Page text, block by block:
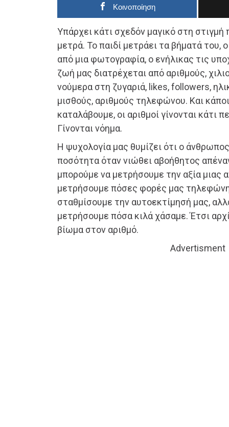
Κοινοποίηση
Υπάρχει κάτι σχεδόν μαγικό στη
μετρά. Το παιδί μετράει τα βήματά του,
από μια φωτογραφία, ο ενήλικας τις
ζωή μας διατρέχεται από αριθμούς,
νούμερα στη ζυγαριά, likes, followers,
μισθούς, αριθμούς τηλεφώνου. Και
καταλάβουμε, οι αριθμοί γίνονται κάτι
Γίνονται νόημα.
Η ψυχολογία μας θυμίζει ότι ο
ποσότητα όταν νιώθει αβοήθητος
μπορούμε να μετρήσουμε την αξία μιας
μετρήσουμε πόσες φορές μας
σταθμίσουμε την αυτοεκτίμησή μας,
μετρήσουμε πόσα κιλά χάσαμε. Έτσι
βίωμα στον αριθμό.
Advertisment